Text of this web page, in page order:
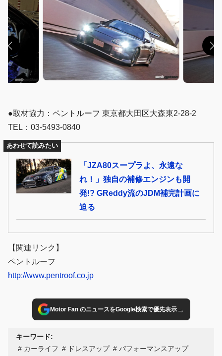
●取材協力：ペントルーフ 東京都大田区大森東2-28-2
TEL：03-5493-0840
あわせて読みたい
「JZA80スープラよ、永遠な
れ！」独自の補修エンジンも開
発!? GReddy流のJDM補完計画に
迫る
【関連リンク】
ペントルーフ
http://www.pentroof.co.jp
Motor Fan のニュースをGoogle検索で優先表示→
キーワード:
カーライフ
ドレスアップ パフォーマンスアップ